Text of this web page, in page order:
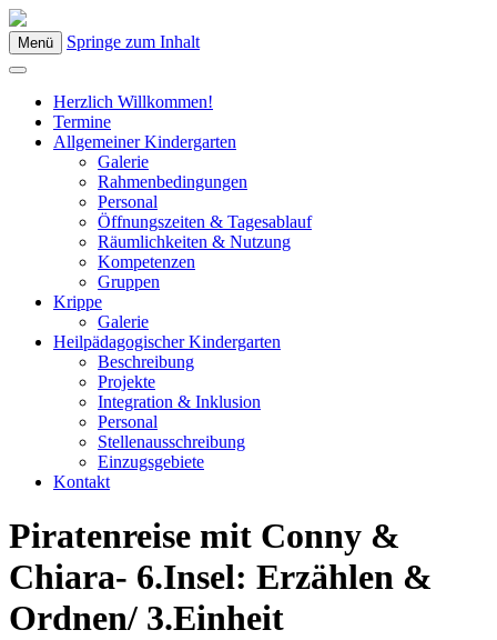
Kindergarten Bad Blumau
Menü Springe zum Inhalt
Herzlich Willkommen!
Termine
Allgemeiner Kindergarten
Galerie
Rahmenbedingungen
Personal
Öffnungszeiten & Tagesablauf
Räumlichkeiten & Nutzung
Kompetenzen
Gruppen
Krippe
Galerie
Heilpädagogischer Kindergarten
Beschreibung
Projekte
Integration & Inklusion
Personal
Stellenausschreibung
Einzugsgebiete
Kontakt
Piratenreise mit Conny &
Chiara- 6.Insel: Erzählen &
Ordnen/ 3.Einheit